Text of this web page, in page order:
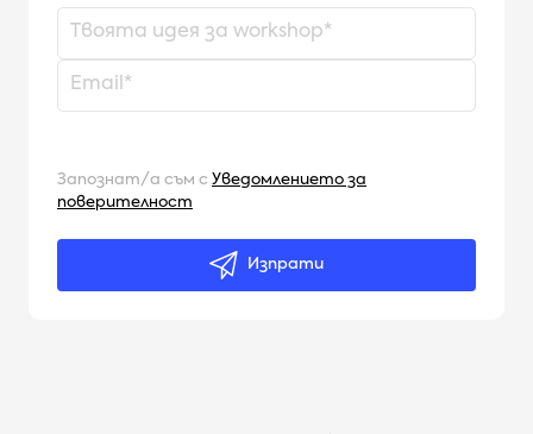
Запознат/а съм с Уведомлението за
поверителност
Изпрати